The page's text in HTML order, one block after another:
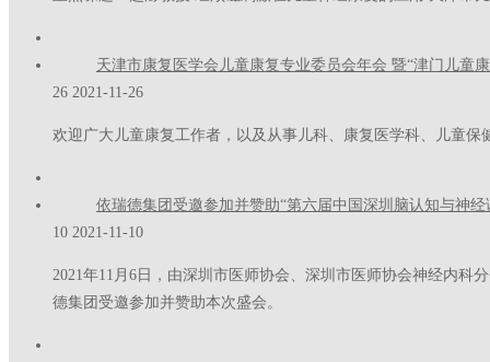
天津市康复医学会儿童康复专业委员会年会 暨“津门儿童
26 2021-11-26
欢迎广大儿童康复工作者，以及从事儿科、康复医学科、儿童
依瑞德集团受邀参加并赞助“第六届中国深圳脑认知与神经
10 2021-11-10
2021年11月6日，由深圳市医师协会、深圳市医师协会神经内科
德集团受邀参加并赞助本次盛会。